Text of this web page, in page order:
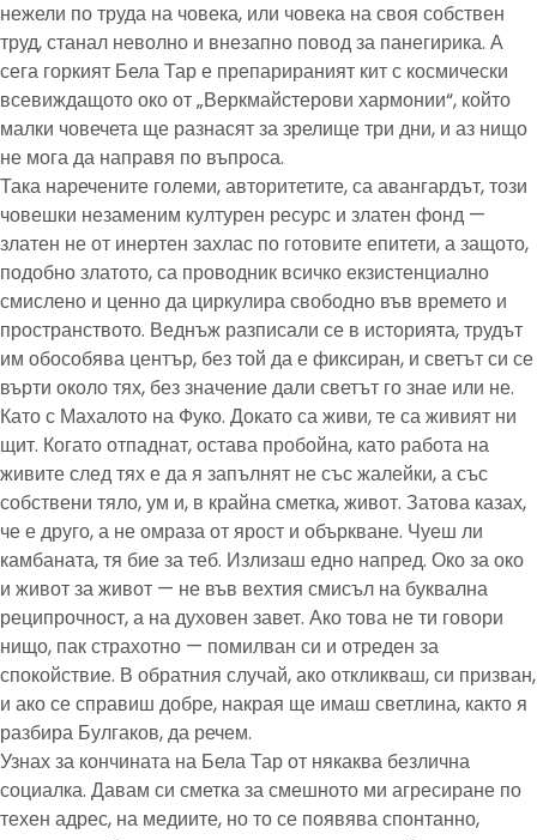
нежели по труда на човека, или човека на своя собствен
труд, станал неволно и внезапно повод за панегирика. А
сега горкият Бела Тар е препарираният кит с космически
всевиждащото око от „Веркмайстерови хармонии“, който
малки човечета ще разнасят за зрелище три дни, и аз нищо
не мога да направя по въпроса.
Така наречените големи, авторитетите, са авангардът, този
човешки незаменим културен ресурс и златен фонд —
златен не от инертен захлас по готовите епитети, а защото,
подобно златото, са проводник всичко екзистенциално
смислено и ценно да циркулира свободно във времето и
пространството. Веднъж разписали се в историята, трудът
им обособява център, без той да е фиксиран, и светът си се
върти около тях, без значение дали светът го знае или не.
Като с Махалото на Фуко. Докато са живи, те са живият ни
щит. Когато отпаднат, остава пробойна, като работа на
живите след тях е да я запълнят не със жалейки, а със
собствени тяло, ум и, в крайна сметка, живот. Затова казах,
че е друго, а не омраза от ярост и объркване. Чуеш ли
камбаната, тя бие за теб. Излизаш едно напред. Око за око
и живот за живот — не във вехтия смисъл на буквална
реципрочност, а на духовен завет. Ако това не ти говори
нищо, пак страхотно — помилван си и отреден за
спокойствие. В обратния случай, ако откликваш, си призван,
и ако се справиш добре, накрая ще имаш светлина, както я
разбира Булгаков, да речем.
Узнах за кончината на Бела Тар от някаква безлична
социалка. Давам си сметка за смешното ми агресиране по
техен адрес, на медиите, но то се появява спонтанно,